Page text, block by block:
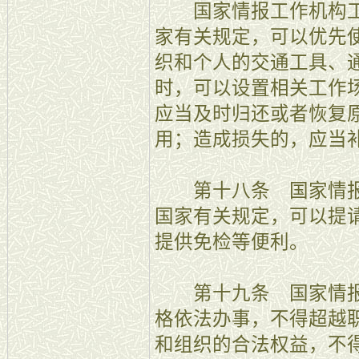
国家情报工作机构工
家有关规定，可以优先
织和个人的交通工具、
时，可以设置相关工作
应当及时归还或者恢复
用；造成损失的，应当
第十八条 国家情报
国家有关规定，可以提
提供免检等便利。
第十九条 国家情报
格依法办事，不得超越
和组织的合法权益，不